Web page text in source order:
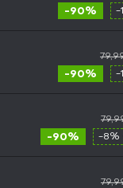
-90% -
-90% -
-90% -8%